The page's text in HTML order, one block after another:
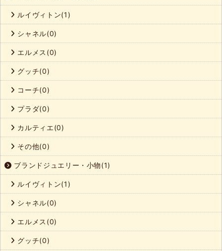
ルイヴィトン(1)
シャネル(0)
エルメス(0)
グッチ(0)
コーチ(0)
プラダ(0)
カルティエ(0)
その他(0)
ブランドジュエリー・小物(1)
ルイヴィトン(1)
シャネル(0)
エルメス(0)
グッチ(0)